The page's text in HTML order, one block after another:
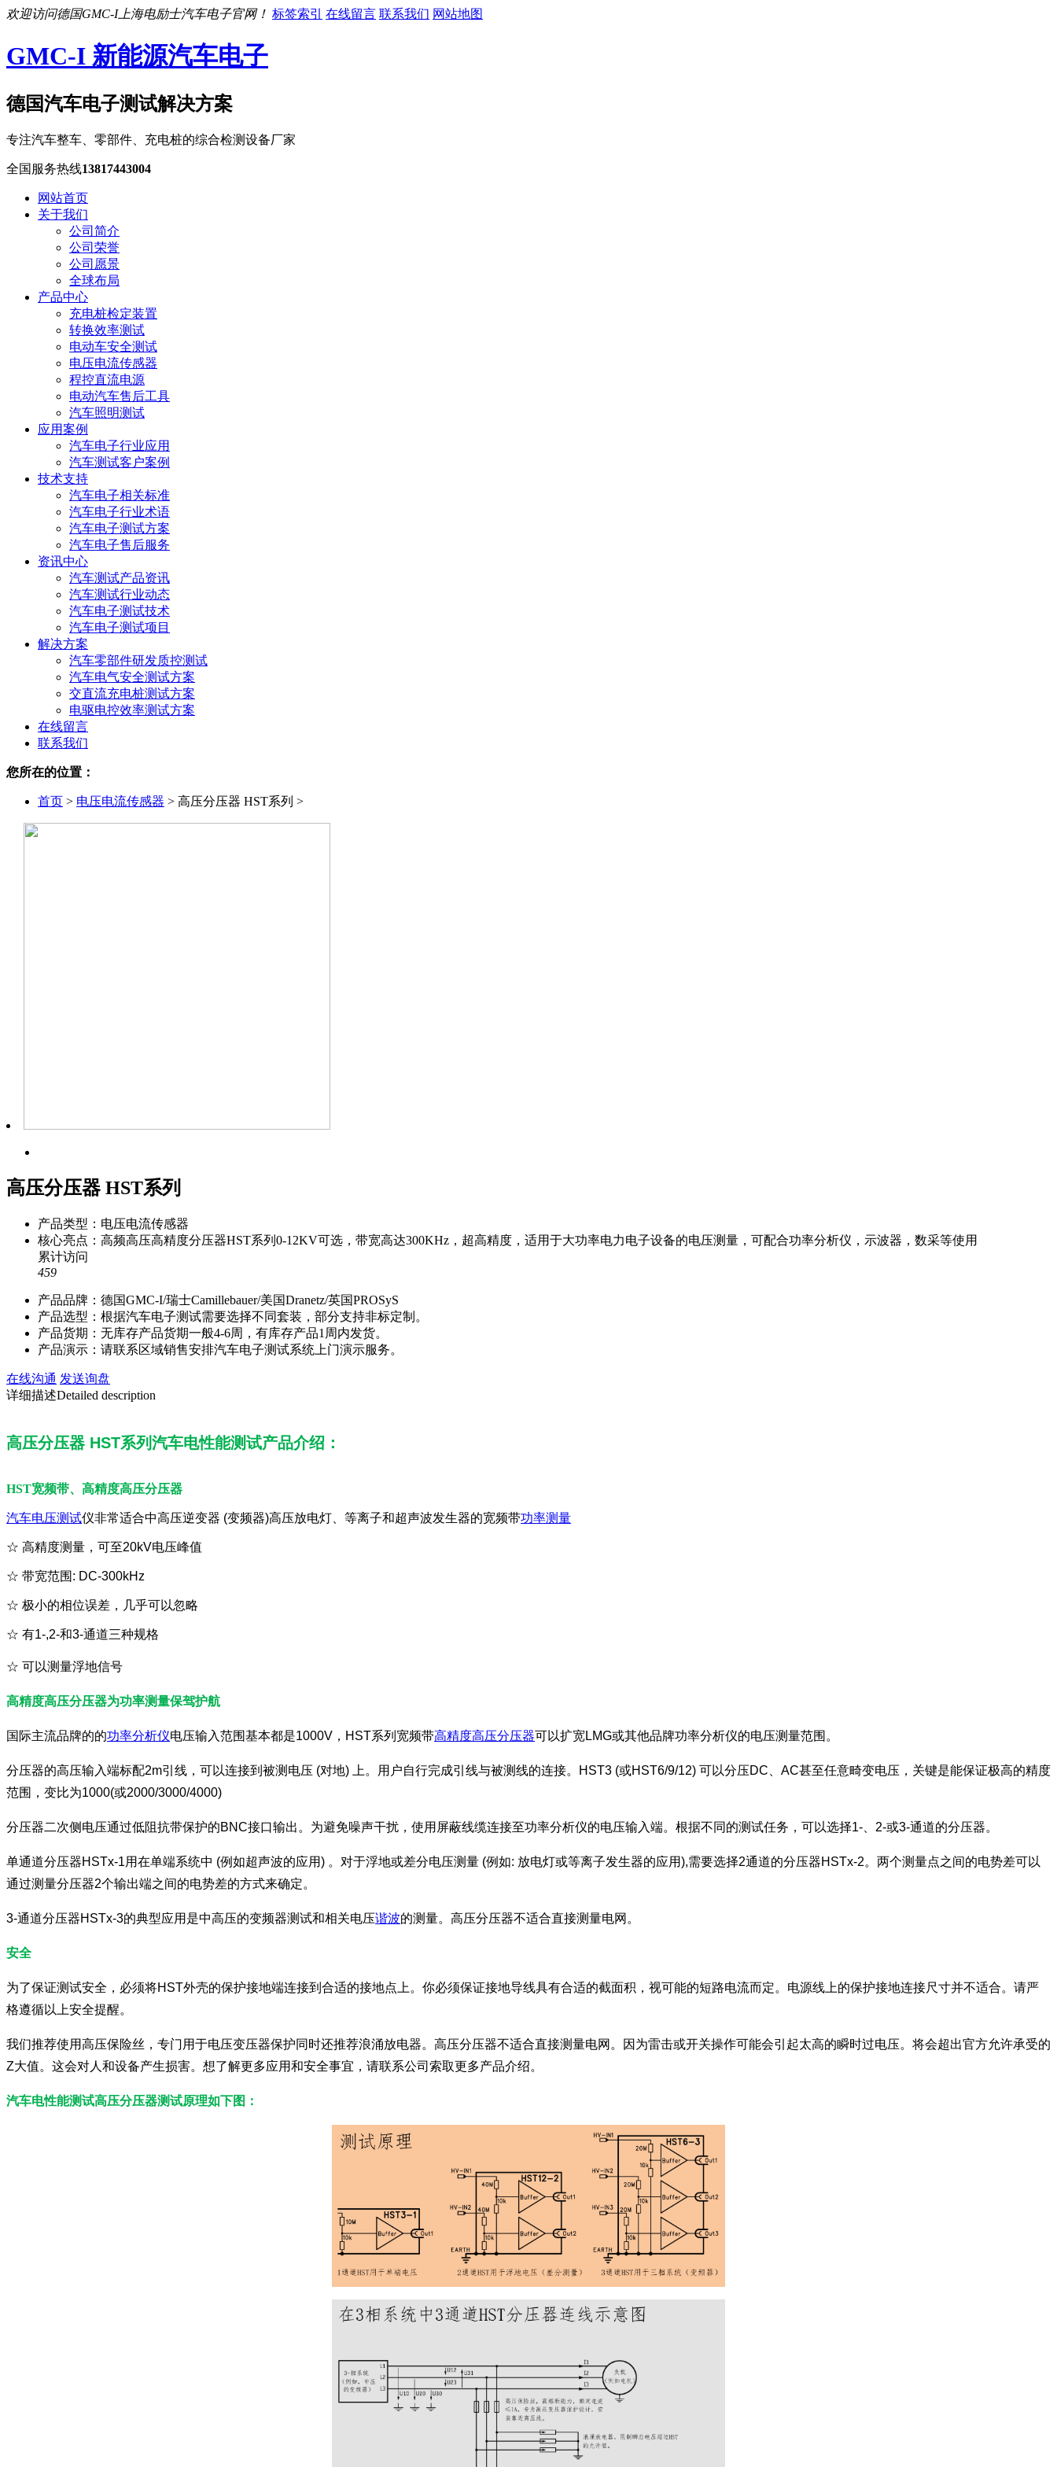
欢迎访问德国GMC-I上海电励士汽车电子官网！ 标签索引 在线留言 联系我们 网站地图
GMC-I 新能源汽车电子
德国汽车电子测试解决方案
专注汽车整车、零部件、充电桩的综合检测设备厂家
全国服务热线13817443004
网站首页
关于我们
公司简介
公司荣誉
公司愿景
全球布局
产品中心
充电桩检定装置
转换效率测试
电动车安全测试
电压电流传感器
程控直流电源
电动汽车售后工具
汽车照明测试
应用案例
汽车电子行业应用
汽车测试客户案例
技术支持
汽车电子相关标准
汽车电子行业术语
汽车电子测试方案
汽车电子售后服务
资讯中心
汽车测试产品资讯
汽车测试行业动态
汽车电子测试技术
汽车电子测试项目
解决方案
汽车零部件研发质控测试
汽车电气安全测试方案
交直流充电桩测试方案
电驱电控效率测试方案
在线留言
联系我们
您所在的位置：
首页 > 电压电流传感器 > 高压分压器 HST系列 >
高压分压器 HST系列
产品类型： 电压电流传感器
核心亮点： 高频高压高精度分压器HST系列0-12KV可选，带宽高达300KHz，超高精度，适用于大功率电力电子设备的电压测量，可配合功率分析仪，示波器，数采等使用
累计访问
459
产品品牌：德国GMC-I/瑞士Camillebauer/美国Dranetz/英国PROSyS
产品选型：根据汽车电子测试需要选择不同套装，部分支持非标定制。
产品货期：无库存产品货期一般4-6周，有库存产品1周内发货。
产品演示：请联系区域销售安排汽车电子测试系统上门演示服务。
在线沟通 发送询盘
详细描述Detailed description
高压分压器 HST系列汽车电性能测试产品介绍：
HST宽频带、高精度高压分压器
汽车电压测试仪非常适合中高压逆变器 (变频器)高压放电灯、等离子和超声波发生器的宽频带功率测量
☆ 高精度测量，可至20kV电压峰值
☆ 带宽范围: DC-300kHz
☆ 极小的相位误差，几乎可以忽略
☆ 有1-,2-和3-通道三种规格
☆ 可以测量浮地信号
高精度高压分压器为功率测量保驾护航
国际主流品牌的的功率分析仪电压输入范围基本都是1000V，HST系列宽频带高精度高压分压器可以扩宽LMG或其他品牌功率分析仪的电压测量范围。
分压器的高压输入端标配2m引线，可以连接到被测电压 (对地) 上。用户自行完成引线与被测线的连接。HST3 (或HST6/9/12) 可以分压DC、AC甚至任意畸变电压，关键是能保证极高的精度
范围，变比为1000(或2000/3000/4000)
分压器二次侧电压通过低阻抗带保护的BNC接口输出。为避免噪声干扰，使用屏蔽线缆连接至功率分析仪的电压输入端。根据不同的测试任务，可以选择1-、2-或3-通道的分压器。
单通道分压器HSTx-1用在单端系统中 (例如超声波的应用) 。对于浮地或差分电压测量 (例如: 放电灯或等离子发生器的应用),需要选择2通道的分压器HSTx-2。两个测量点之间的电势差可以
通过测量分压器2个输出端之间的电势差的方式来确定。
3-通道分压器HSTx-3的典型应用是中高压的变频器测试和相关电压谐波的测量。高压分压器不适合直接测量电网。
安全
为了保证测试安全，必须将HST外壳的保护接地端连接到合适的接地点上。你必须保证接地导线具有合适的截面积，视可能的短路电流而定。电源线上的保护接地连接尺寸并不适合。请严
格遵循以上安全提醒。
我们推荐使用高压保险丝，专门用于电压变压器保护同时还推荐浪涌放电器。高压分压器不适合直接测量电网。因为雷击或开关操作可能会引起太高的瞬时过电压。将会超出官方允许承受的
Z大值。这会对人和设备产生损害。想了解更多应用和安全事宜，请联系公司索取更多产品介绍。
汽车电性能测试高压分压器测试原理如下图：